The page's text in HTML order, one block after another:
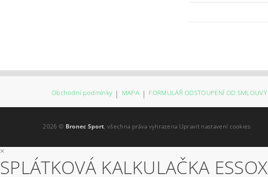
Obchodní podmínky | MAPA | FORMULÁŘ ODSTOUPENÍ OD SMLOUVY
2026 © Bronec Sport, všechna práva vyhrazena Upravit nastavení cookies
×
SPLÁTKOVÁ KALKULAČKA ESSOX